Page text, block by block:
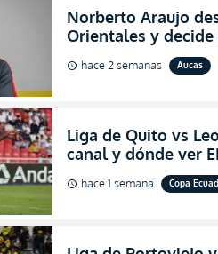
Norberto Araujo
Orientales y
dirección técnica de
schedule hace 2 semanas Aucas
Liga de Quito vs
canal y dónde ver
de final de la Copa
schedule hace 1 semana Copa